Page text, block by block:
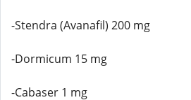
-Stendra (Avanafil) 200 mg
-Dormicum 15 mg
-Cabaser 1 mg